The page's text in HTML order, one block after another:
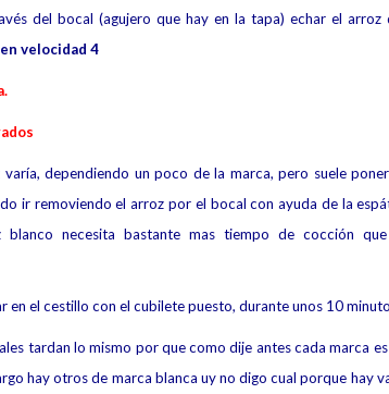
del bocal (agujero que hay en la tapa) echar el
velocidad 4
dependiendo un poco de la marca, pero suele
ir removiendo el arroz por el bocal con ayuda de la
necesita bastante mas tiempo de cocción
en el cestillo con el cubilete puesto, durante unos 10
tardan lo mismo por que como dije antes cada marca
hay otros de marca blanca uy no digo cual porque hay